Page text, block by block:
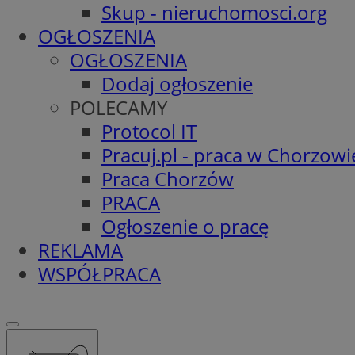
Skup - nieruchomosci.org
OGŁOSZENIA
OGŁOSZENIA
Dodaj ogłoszenie
POLECAMY
Protocol IT
Pracuj.pl - praca w
Praca Chorzów
PRACA
Ogłoszenie o pracę
REKLAMA
WSPÓŁPRACA